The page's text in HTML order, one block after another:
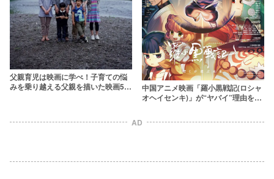
父親育児は映画に学べ！子育ての悩
みを乗り越える父親を描いた映画5選
中国アニメ映画「羅小黒戦記(ロシャ
オヘイセンキ)」が“ヤバイ”理由を解
AD